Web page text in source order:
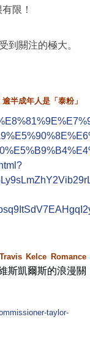
限！
到關注的極大。
半成年人是「泰粉」
Kelce Romance
斯凱爾斯的浪漫關
taylor-